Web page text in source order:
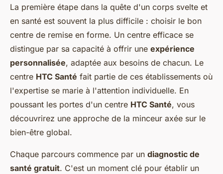
La première étape dans la quête d'un corps svelte et
en santé est souvent la plus difficile : choisir le bon
centre de remise en forme. Un centre efficace se
distingue par sa capacité à offrir une expérience
personnalisée, adaptée aux besoins de chacun. Le
centre HTC Santé fait partie de ces établissements où
l'expertise se marie à l'attention individuelle. En
poussant les portes d'un centre HTC Santé, vous
découvrirez une approche de la minceur axée sur le
bien-être global.
Chaque parcours commence par un diagnostic de
santé gratuit. C'est un moment clé pour établir un